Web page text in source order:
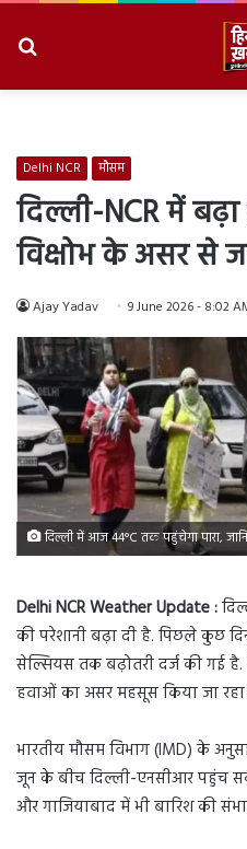
Delhi NCR मौसम
दिल्ली-NCR में बढ़ा
विक्षोभ के असर से
Ajay Yadav 9 June 2026 - 8:02
दिल्ली में आज 44°C तक पहुंचेगा पारा,
Delhi NCR Weather Update :
की परेशानी बढ़ा दी है. पिछले कुछ
सेल्सियस तक बढ़ोतरी दर्ज की गई
हवाओं का असर महसूस किया जा
भारतीय मौसम विभाग (IMD) के
जून के बीच दिल्ली-एनसीआर पहुंच
और गाजियाबाद में भी बारिश की